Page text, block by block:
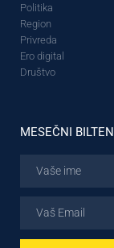
Politika
Region
Privreda
Ero digital
Društvo
MESEČNI BILTEN